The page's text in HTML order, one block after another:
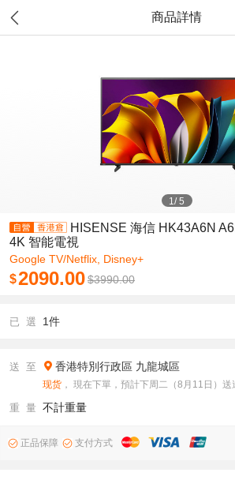
商品詳情
1/5
HISENSE 海信 HK43A6N
4K 智能電視
Google TV/Netflix, Disney+
$2090.00$3990.00
已 選 1件
送 至 香港特別行政區 九龍城區
现货 ， 現在下單，預計下周二（8月11日）送
重 量 不計重量
正品保障 支付方式